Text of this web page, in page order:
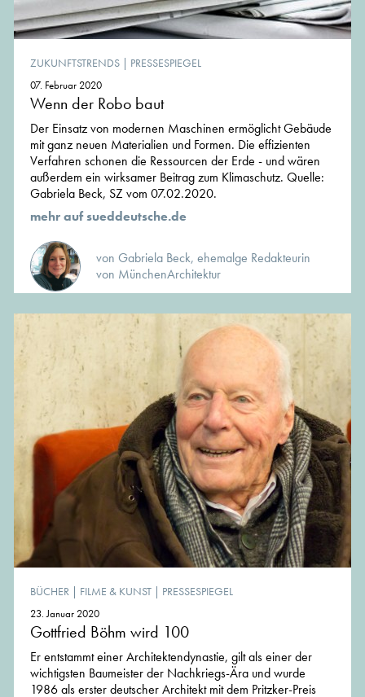
ZUKUNFTSTRENDS | PRESSESPIEGEL
07. Februar 2020
Wenn der Robo baut
Der Einsatz von modernen Maschinen ermöglicht Gebäude
mit ganz neuen Materialien und Formen. Die effizienten
Verfahren schonen die Ressourcen der Erde - und wären
außerdem ein wirksamer Beitrag zum Klimaschutz. Quelle:
Gabriela Beck, SZ vom 07.02.2020.
mehr auf sueddeutsche.de
von Gabriela Beck, ehemalge Redakteurin
von MünchenArchitektur
BÜCHER | FILME & KUNST | PRESSESPIEGEL
23. Januar 2020
Gottfried Böhm wird 100
Er entstammt einer Architektendynastie, gilt als einer der
wichtigsten Baumeister der Nachkriegs-Ära und wurde
1986 als erster deutscher Architekt mit dem Pritzker-Preis